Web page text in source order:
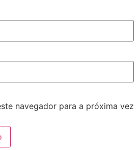
navegador para a próxima vez